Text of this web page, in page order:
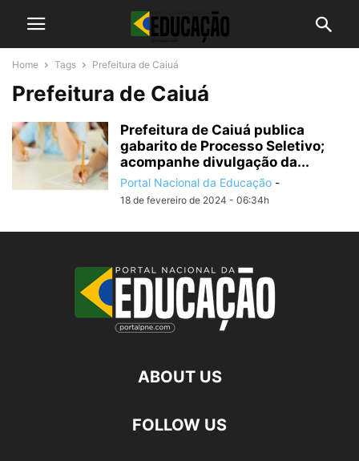
Home Tags Prefeitura de Caiuá
Prefeitura de Caiuá
Prefeitura de Caiuá publica
gabarito de Processo Seletivo;
acompanhe divulgação da...
Portal Nacional da Educação -
18 de fevereiro de 2024 - 06:34h
ABOUT US
FOLLOW US